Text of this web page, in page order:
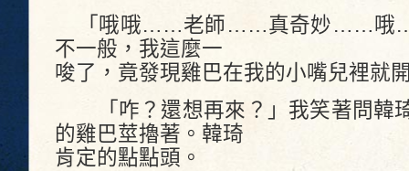
「哦哦……老師……真奇妙……哦
不一般，我這麼一
唆了，竟發現雞巴在我的小嘴兒裡就
「咋？還想再來？」我笑著問韓
的雞巴莖擼著。韓琦
肯定的點點頭。